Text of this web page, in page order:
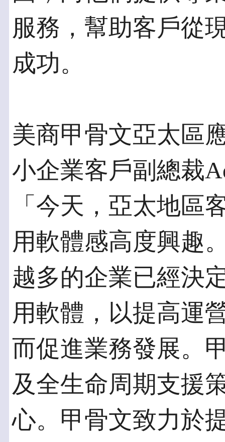
服務，幫助客戶從
成功。
美商甲骨文亞太區
小企業客戶副總裁
「今天，亞太地區
用軟體感高度興趣
越多的企業已經決
用軟體，以提高運
而促進業務發展。
及全生命周期支援
心。甲骨文致力於